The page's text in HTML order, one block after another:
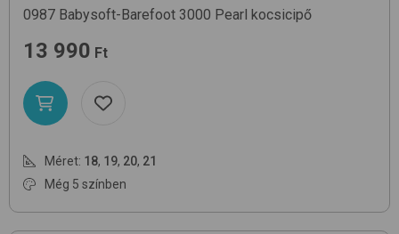
0987 Babysoft-Barefoot 3000 Pearl kocsicipő
13 990 Ft
Méret: 18, 19, 20, 21
Még 5 színben